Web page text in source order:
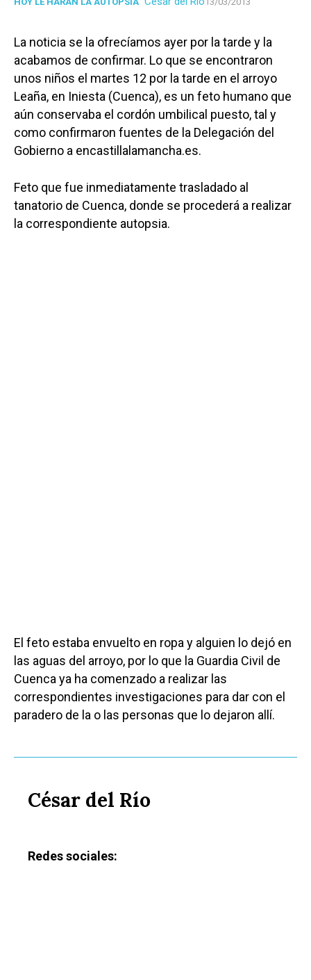
La noticia se la ofrecíamos ayer por la tarde y la
acabamos de confirmar. Lo que se encontraron
unos niños el martes 12 por la tarde en el arroyo
Leaña, en Iniesta (Cuenca), es un feto humano que
aún conservaba el cordón umbilical puesto, tal y
como confirmaron fuentes de la Delegación del
Gobierno a encastillalamancha.es.
Feto que fue inmediatamente trasladado al
tanatorio de Cuenca, donde se procederá a realizar
la correspondiente autopsia.
El feto estaba envuelto en ropa y alguien lo dejó en
las aguas del arroyo, por lo que la Guardia Civil de
Cuenca ya ha comenzado a realizar las
correspondientes investigaciones para dar con el
paradero de la o las personas que lo dejaron allí.
César del Río
Redes sociales: